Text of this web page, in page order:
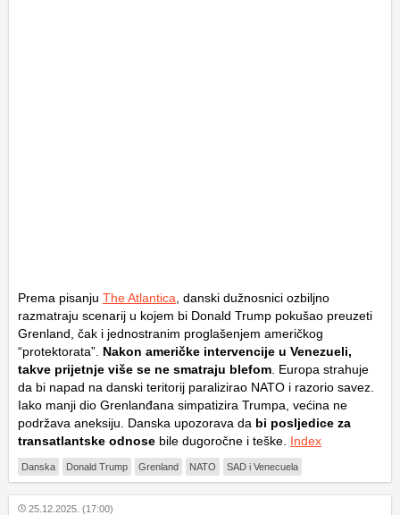
Prema pisanju The Atlantica , danski dužnosnici ozbiljno
razmatraju scenarij u kojem bi Donald Trump pokušao preuzeti
Grenland, čak i jednostranim proglašenjem američkog
“protektorata”. Nakon američke intervencije u Venezueli,
takve prijetnje više se ne smatraju blefom . Europa strahuje
da bi napad na danski teritorij paralizirao NATO i razorio savez.
Iako manji dio Grenlanđana simpatizira Trumpa, većina ne
podržava aneksiju. Danska upozorava da bi posljedice za
transatlantske odnose bile dugoročne i teške. Index
Danska Donald Trump Grenland NATO SAD i Venecuela
25.12.2025. (17:00)